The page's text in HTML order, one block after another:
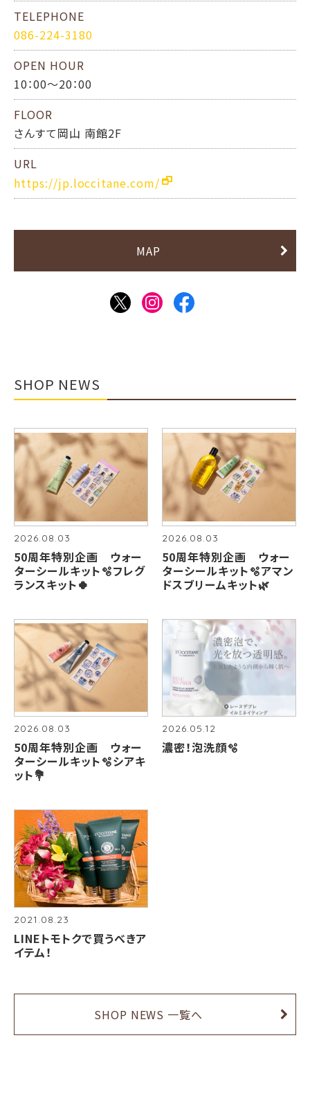
TELEPHONE
086-224-3180
OPEN HOUR
10：00～20：00
FLOOR
さんすて岡山 南館2F
URL
https://jp.loccitane.com/
MAP
SHOP NEWS
2026.08.03
50周年特別企画 ウォー
ターシールキット🫧フレグ
ランスキット🍀
2026.08.03
50周年特別企画 ウォー
ターシールキット🫧アマン
ドスブリームキット🌿
2026.08.03
50周年特別企画 ウォー
ターシールキット🫧シアキ
ット💐
2026.05.12
濃密！泡洗顔🫧
2021.08.23
LINEトモトクで買うべきア
イテム！
SHOP NEWS 一覧へ